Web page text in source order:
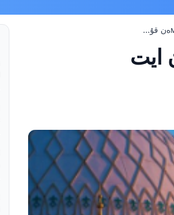
ايت